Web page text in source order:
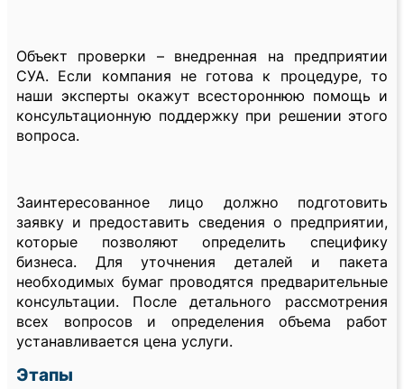
Объект проверки – внедренная на предприятии
СУА. Если компания не готова к процедуре, то
наши эксперты окажут всестороннюю помощь и
консультационную поддержку при решении этого
вопроса.
Заинтересованное лицо должно подготовить
заявку и предоставить сведения о предприятии,
которые позволяют определить специфику
бизнеса. Для уточнения деталей и пакета
необходимых бумаг проводятся предварительные
консультации. После детального рассмотрения
всех вопросов и определения объема работ
устанавливается цена услуги.
Этапы